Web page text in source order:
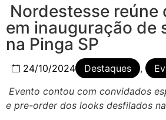
Nordestesse reúne
em inauguração de
na Pinga SP
24/10/2024 Destaques ,
Evento contou com convidados
e pre-order dos looks desfilados